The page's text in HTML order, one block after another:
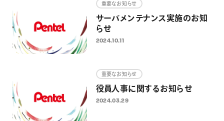
重要なお知らせ
サーバメンテナンス実施のお知
らせ
2024.10.11
重要なお知らせ
役員人事に関するお知らせ
2024.03.29